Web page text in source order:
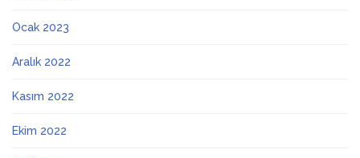
Ocak 2023
Aralık 2022
Kasım 2022
Ekim 2022